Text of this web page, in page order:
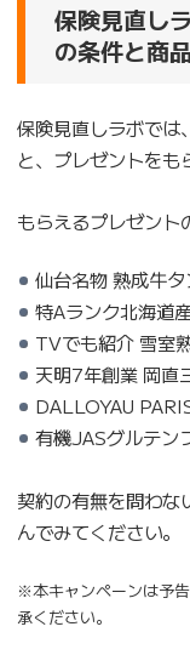
保険見直し
の条件と商品
保険見直しラボでは
と、プレゼントをも
もらえるプレゼント
仙台名物 熟成牛タ
特Aランク北海道
TVでも紹介 雪室
天明7年創業 岡直
DALLOYAU
有機JASグルテン
契約の有無を問わな
んでみてください。
※本キャンペーンは予
承ください。